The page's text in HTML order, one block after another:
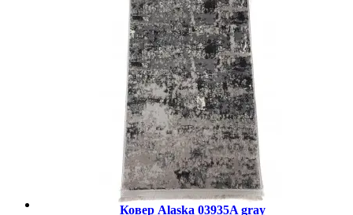
Ковер Alaska 03935A gray